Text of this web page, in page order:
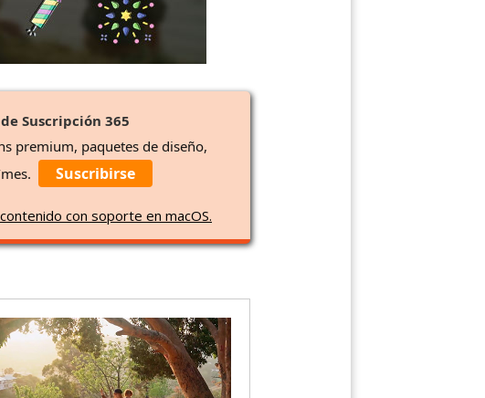
Suscripción 365
premium, paquetes de diseño,
Suscribirse
con soporte en macOS.